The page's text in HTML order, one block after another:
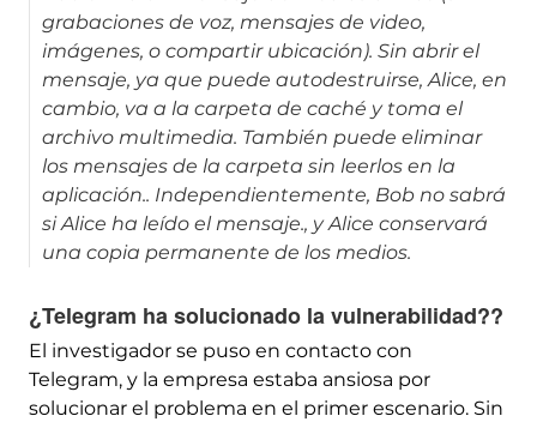
grabaciones de voz, mensajes de video,
imágenes, o compartir ubicación). Sin abrir el
mensaje, ya que puede autodestruirse, Alice, en
cambio, va a la carpeta de caché y toma el
archivo multimedia. También puede eliminar
los mensajes de la carpeta sin leerlos en la
aplicación.. Independientemente, Bob no sabrá
si Alice ha leído el mensaje., y Alice conservará
una copia permanente de los medios.
¿Telegram ha solucionado la vulnerabilidad??
El investigador se puso en contacto con
Telegram, y la empresa estaba ansiosa por
solucionar el problema en el primer escenario. Sin